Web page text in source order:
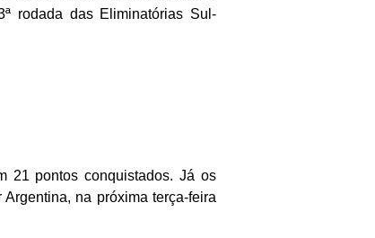
rodada das Eliminatórias Sul-
21 pontos conquistados. Já os
na próxima terça-feira